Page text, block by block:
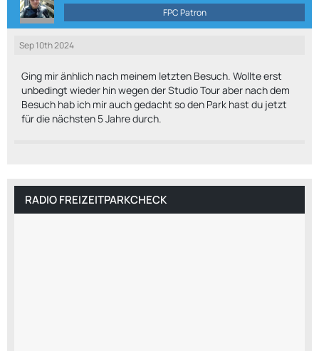
FPC Patron
Sep 10th 2024
Ging mir änhlich nach meinem letzten Besuch. Wollte erst
unbedingt wieder hin wegen der Studio Tour aber nach dem
Besuch hab ich mir auch gedacht so den Park hast du jetzt
für die nächsten 5 Jahre durch.
RADIO FREIZEITPARKCHECK